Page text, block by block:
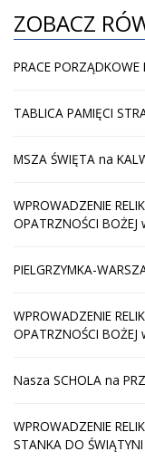
ZOBACZ
PRACE PORZĄDKOWE
TABLICA PAMIĘCI
MSZA ŚWIĘTA na
WPROWADZENIE
OPATRZNOŚCI BOŻEJ
PIELGRZYMKA-
WPROWADZENIE
OPATRZNOŚCI BOŻEJ
Nasza SCHOLA na
WPROWADZENIE
STANKA DO